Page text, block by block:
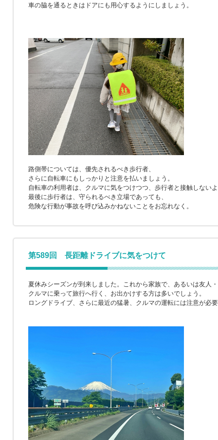
車の脇を通るときはドアにも用心するようにしましょう。
路側帯については、優先されるべき歩行者、
さらに自転車にもしっかりと注意を払いましょう。
自転車の利用者は、クルマに気をつけつつ、歩行者と接触しない
最後に歩行者は、守られるべき立場であっても、
危険な行動が事故を呼び込みかねないことをお忘れなく。
第589回 長距離ドライブに気をつけて
夏休みシーズンが到来しました。これから家族で、あるいは友人
クルマに乗って旅行へ行く、お出かけする方は多いでしょう。
ロングドライブ、さらに最近の猛暑、クルマの運転には注意が必